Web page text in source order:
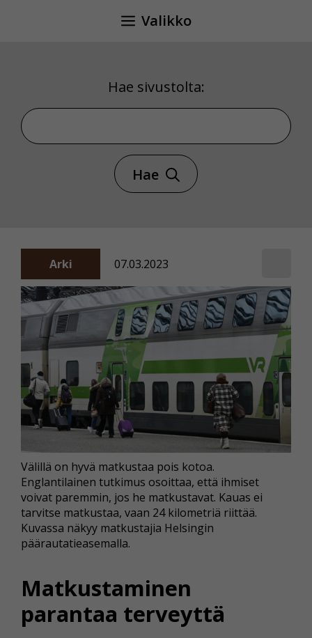
Valikko
Hae sivustolta:
Hae sivustolta
Hae
Arki 07.03.2023
Matkustaminen
parantaa terveyttä
Välillä on hyvä matkustaa pois kotoa.
Englantilainen tutkimus osoittaa, että ihmiset
voivat paremmin, jos he matkustavat. Kauas ei
tarvitse matkustaa, vaan 24 kilometriä riittää.
Kuvassa näkyy matkustajia Helsingin
päärautatieasemalla.